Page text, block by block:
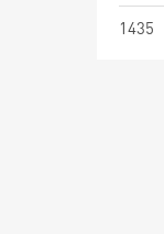
1435